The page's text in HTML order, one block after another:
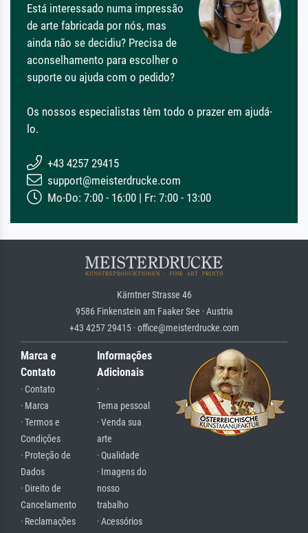
Está interessado numa impressão
de arte fabricada por nós, mas
ainda não se decidiu? Precisa de
aconselhamento para escolher o
suporte ou ajuda com o pedido?
Os nossos especialistas têm todo o prazer em ajudá-
lo.
+43 4257 29415
support@meisterdrucke.com
Mo-Do: 7:00 - 16:00 | Fr: 7:00 - 13:00
Kärntner Strasse 46
9586 Finkenstein am Faaker See · Austria
+43 4257 29415 · office@meisterdrucke.com
Marca e
Contato
· Contato
· Marca
· Termos e
Condições
· Proteção de
Dados
· Direito de
Cancelamento
· Reclamações
Informações
Adicionais
·
Tema pessoal
· Venda sua
arte
· Qualidade
· Imagens do
nosso
trabalho
· Acessórios